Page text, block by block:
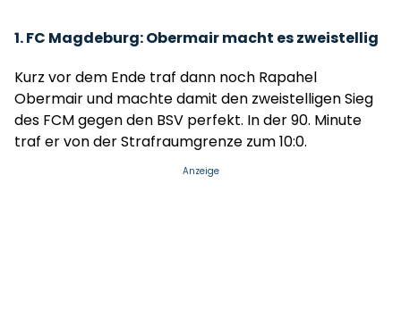
1. FC Magdeburg: Obermair macht es zweistellig
Kurz vor dem Ende traf dann noch Rapahel
Obermair und machte damit den zweistelligen Sieg
des FCM gegen den BSV perfekt. In der 90. Minute
traf er von der Strafraumgrenze zum 10:0.
Anzeige